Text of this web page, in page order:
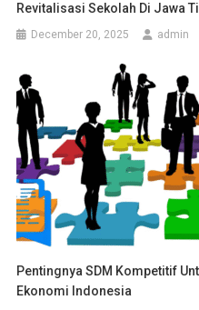
Revitalisasi Sekolah Di Jawa
December 20, 2025 admin
Pentingnya SDM Kompetitif
Ekonomi Indonesia